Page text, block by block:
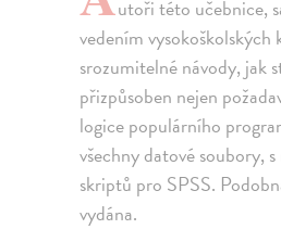
utoři této učebnice,
vedením
srozumitelné návody, jak
přizpůsoben nejen
logice populárního
všechny datové soubory,
skriptů pro SPSS.
vydána.